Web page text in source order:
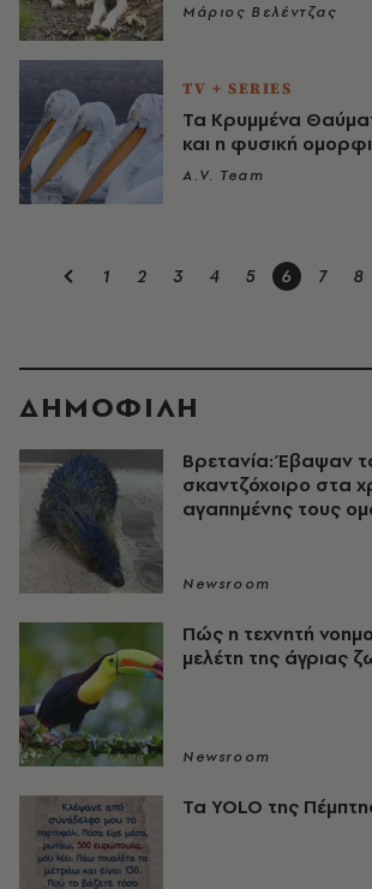
Μάριος Βελέντζας
TV + SERIES
Τα Κρυμμένα
και η φυσική
A.V. Team
1 2 3 4 5 6 7 8
ΔΗΜΟΦΙΛΗ
Βρετανία: Έβαψαν
σκαντζόχοιρο στα
αγαπημένης τους
Newsroom
Πώς η τεχνητή
μελέτη της άγριας
Newsroom
Τα YOLO της